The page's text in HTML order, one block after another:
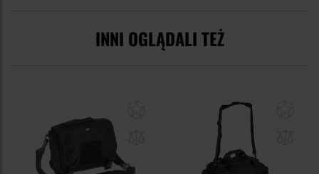
INNI OGLĄDALI TEŻ